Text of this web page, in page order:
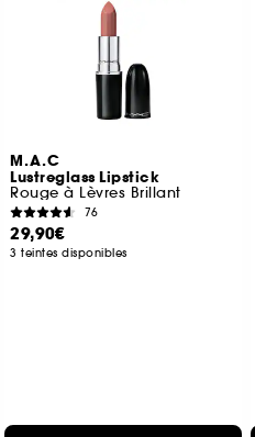
M.A.C
Lustreglass Lipstick
Rouge à Lèvres Brillant
76
29,90€
3 teintes disponibles